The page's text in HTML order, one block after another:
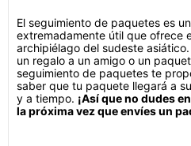
El seguimiento de paquetes es
extremadamente útil que ofrece
archipiélago del sudeste
un regalo a un amigo o un
seguimiento de paquetes te
saber que tu paquete llegará a
y a tiempo. ¡Así que no dudes
la próxima vez que envíes un